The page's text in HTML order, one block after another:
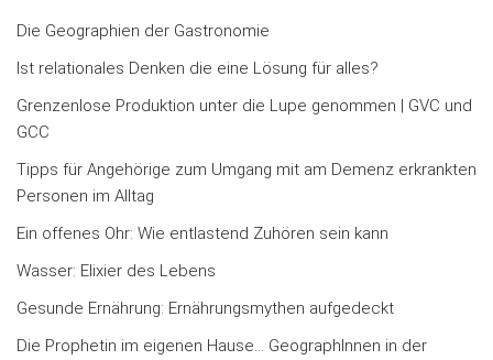
Die Geographien der Gastronomie
Ist relationales Denken die eine Lösung für alles?
Grenzenlose Produktion unter die Lupe genommen | GVC und
GCC
Tipps für Angehörige zum Umgang mit am Demenz erkrankten
Personen im Alltag
Ein offenes Ohr: Wie entlastend Zuhören sein kann
Wasser: Elixier des Lebens
Gesunde Ernährung: Ernährungsmythen aufgedeckt
Die Prophetin im eigenen Hause… GeographInnen in der